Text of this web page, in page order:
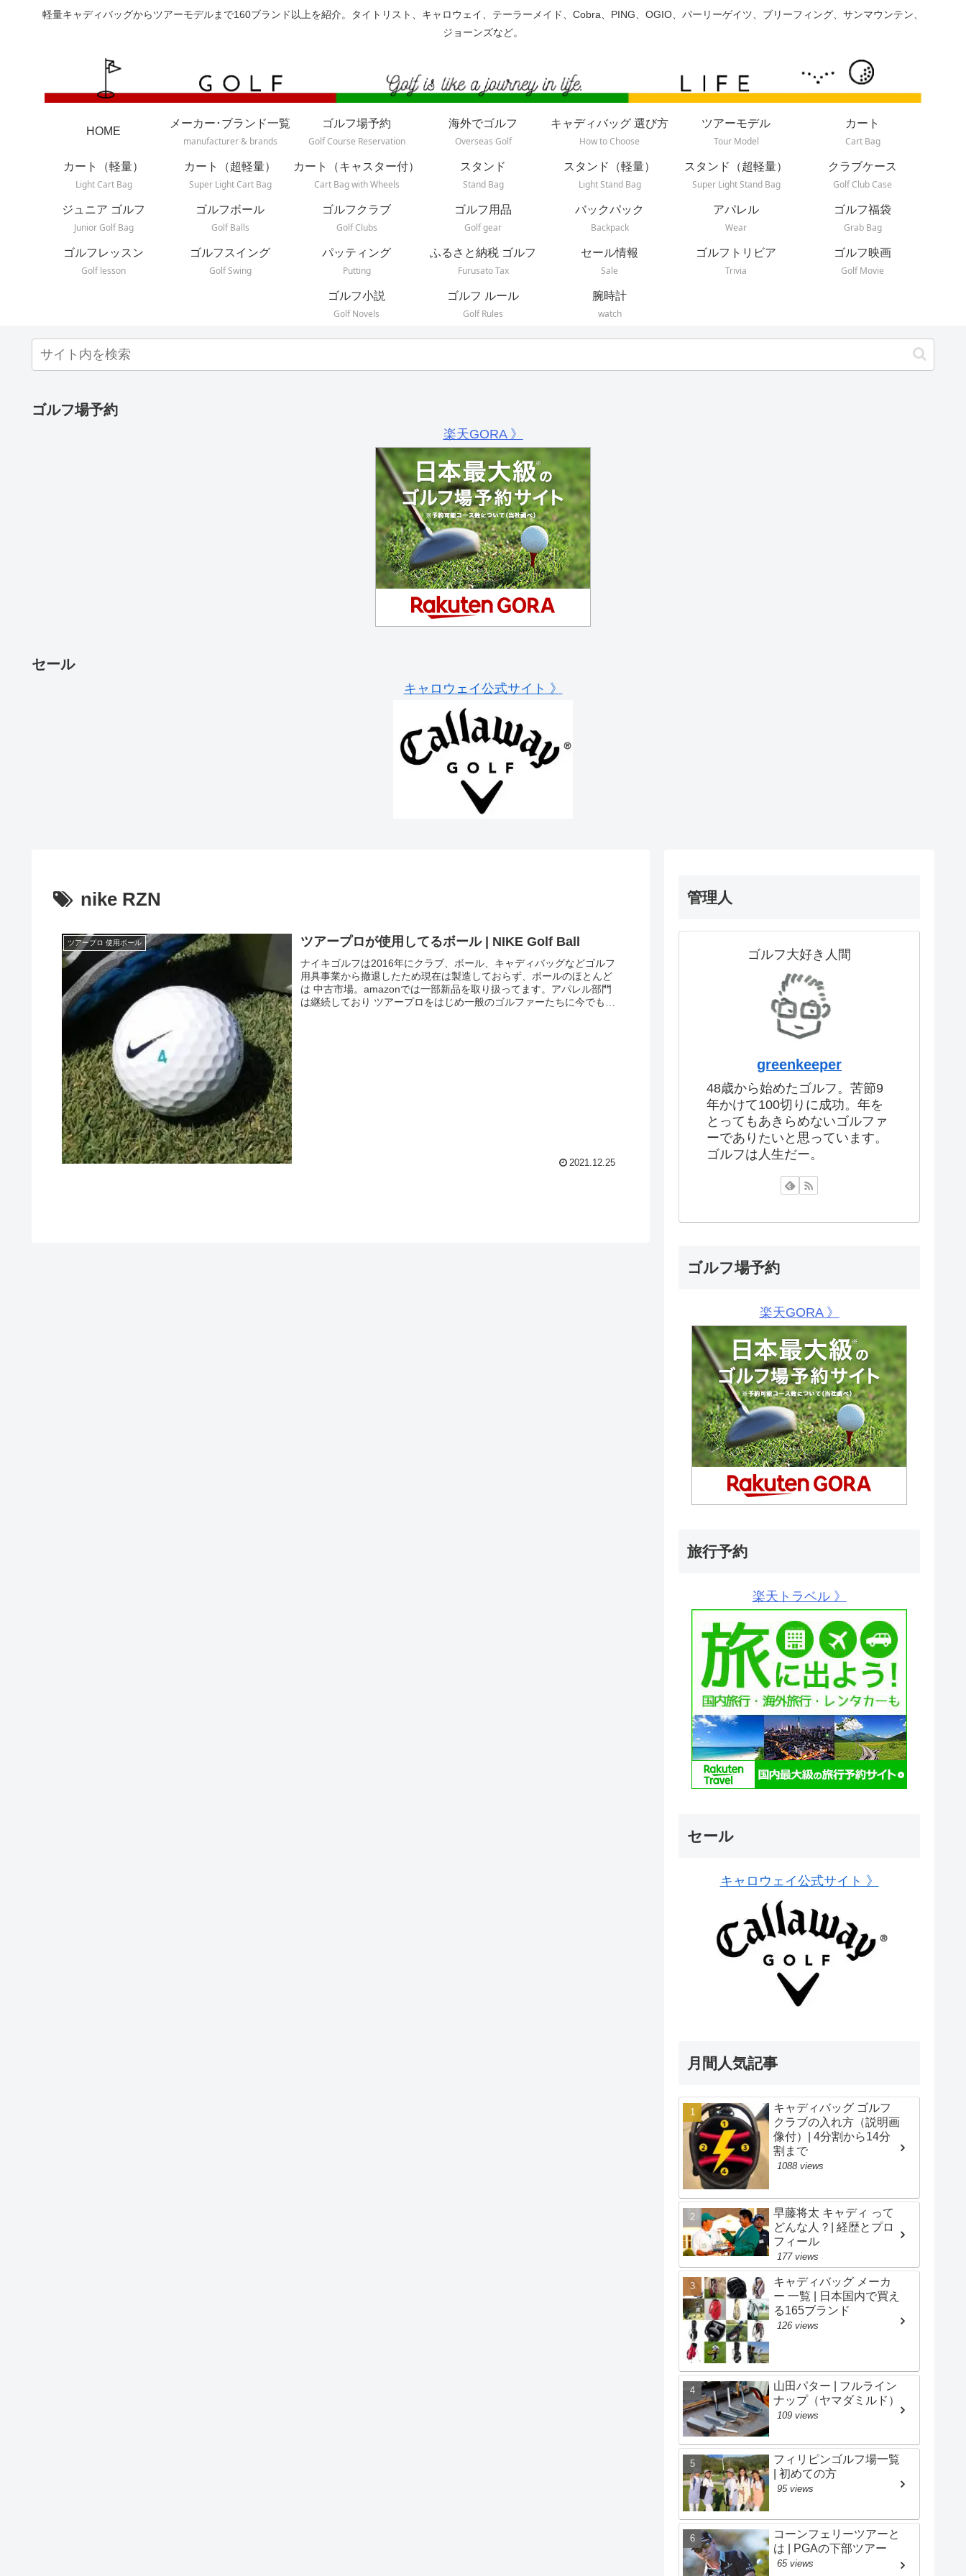
軽量キャディバッグからツアーモデルまで160ブランド以上を紹介。タイトリスト、キャロウェイ、テーラーメイド、Cobra、PING、OGIO、パーリーゲイツ、ブリーフィング、サンマウンテン、
ジョーンズなど。
HOME
メーカー･ブランド一覧
manufacturer & brands
ゴルフ場予約
Golf Course Reservation
海外でゴルフ
Overseas Golf
キャディバッグ 選び方
How to Choose
ツアーモデル
Tour Model
カート
Cart Bag
カート（軽量）
Light Cart Bag
カート（超軽量）
Super Light Cart Bag
カート（キャスター付）
Cart Bag with Wheels
スタンド
Stand Bag
スタンド（軽量）
Light Stand Bag
スタンド（超軽量）
Super Light Stand Bag
クラブケース
Golf Club Case
ジュニア ゴルフ
Junior Golf Bag
ゴルフボール
Golf Balls
ゴルフクラブ
Golf Clubs
ゴルフ用品
Golf gear
バックパック
Backpack
アパレル
Wear
ゴルフ福袋
Grab Bag
ゴルフレッスン
Golf lesson
ゴルフスイング
Golf Swing
パッティング
Putting
ふるさと納税 ゴルフ
Furusato Tax
セール情報
Sale
ゴルフトリビア
Trivia
ゴルフ映画
Golf Movie
ゴルフ小説
Golf Novels
ゴルフ ルール
Golf Rules
腕時計
watch
ゴルフ場予約
楽天GORA 》
セール
キャロウェイ公式サイト 》
nike RZN
ツアープロ 使用ボール ツアープロが使用してるボール | NIKE Golf Ball
ナイキゴルフは2016年にクラブ、ボール、キャディバッグなどゴルフ
用具事業から撤退したため現在は製造しておらず、ボールのほとんど
は 中古市場。amazonでは一部新品を取り扱ってます。アパレル部門
は継続しており ツアープロをはじめ一般のゴルファーたちに今でもナ
2021.12.25
管理人
ゴルフ大好き人間
greenkeeper
48歳から始めたゴルフ。苦節9
年かけて100切りに成功。年を
とってもあきらめないゴルファ
ーでありたいと思っています。
ゴルフは人生だー。
ゴルフ場予約
楽天GORA 》
旅行予約
楽天トラベル 》
セール
キャロウェイ公式サイト 》
月間人気記事
キャディバッグ ゴルフ
クラブの入れ方（説明画
像付）| 4分割から14分
割まで
1088 views
早藤将太 キャディ って
どんな人？| 経歴とプロ
フィール
177 views
キャディバッグ メーカ
ー 一覧 | 日本国内で買え
る165ブランド
126 views
山田パター | フルライン
ナップ（ヤマダミルド）
109 views
フィリピンゴルフ場一覧
| 初めての方
95 views
コーンフェリーツアーと
は | PGAの下部ツアー
65 views